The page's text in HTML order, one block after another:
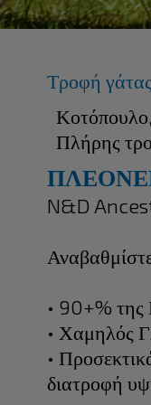
Τροφή γάτας
Πλήρης
N&D
• 90+% της
• Χαμηλός
•
διατροφή